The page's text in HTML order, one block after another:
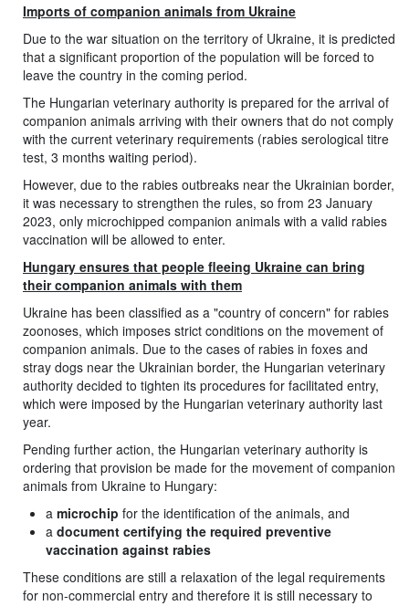
Imports of companion animals from Ukraine
Due to the war situation on the territory of Ukraine, it is predicted
that a significant proportion of the population will be forced to
leave the country in the coming period.
The Hungarian veterinary authority is prepared for the arrival of
companion animals arriving with their owners that do not comply
with the current veterinary requirements (rabies serological titre
test, 3 months waiting period).
However, due to the rabies outbreaks near the Ukrainian border,
it was necessary to strengthen the rules, so from 23 January
2023, only microchipped companion animals with a valid rabies
vaccination will be allowed to enter.
Hungary ensures that people fleeing Ukraine can bring
their companion animals with them
Ukraine has been classified as a "country of concern" for rabies
zoonoses, which imposes strict conditions on the movement of
companion animals. Due to the cases of rabies in foxes and
stray dogs near the Ukrainian border, the Hungarian veterinary
authority decided to tighten its procedures for facilitated entry,
which were imposed by the Hungarian veterinary authority last
year.
Pending further action, the Hungarian veterinary authority is
ordering that provision be made for the movement of companion
animals from Ukraine to Hungary:
a microchip for the identification of the animals, and
a document certifying the required preventive
vaccination against rabies
These conditions are still a relaxation of the legal requirements
for non-commercial entry and therefore it is still necessary to